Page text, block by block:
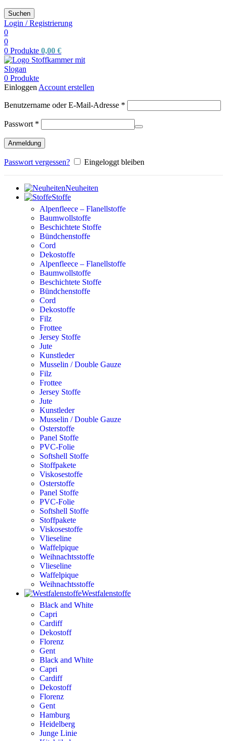
Suchen
Login / Registrierung
0
0
0 Produkte 0,00 €
0 Produkte
Einloggen Account erstellen
Benutzername oder E-Mail-Adresse *
Passwort *
Anmeldung
Passwort vergessen? Eingeloggt bleiben
Neuheiten
Stoffe
Alpenfleece – Flanellstoffe
Baumwollstoffe
Beschichtete Stoffe
Bündchenstoffe
Cord
Dekostoffe
Alpenfleece – Flanellstoffe
Baumwollstoffe
Beschichtete Stoffe
Bündchenstoffe
Cord
Dekostoffe
Filz
Frottee
Jersey Stoffe
Jute
Kunstleder
Musselin / Double Gauze
Filz
Frottee
Jersey Stoffe
Jute
Kunstleder
Musselin / Double Gauze
Osterstoffe
Panel Stoffe
PVC-Folie
Softshell Stoffe
Stoffpakete
Viskosestoffe
Osterstoffe
Panel Stoffe
PVC-Folie
Softshell Stoffe
Stoffpakete
Viskosestoffe
Vlieseline
Waffelpique
Weihnachtsstoffe
Vlieseline
Waffelpique
Weihnachtsstoffe
Westfalenstoffe
Black and White
Capri
Cardiff
Dekostoff
Florenz
Gent
Black and White
Capri
Cardiff
Dekostoff
Florenz
Gent
Hamburg
Heidelberg
Junge Linie